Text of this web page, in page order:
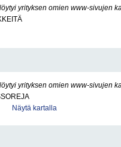
yrityksen omien www-sivujen
yrityksen omien www-sivujen
Näytä kartalla